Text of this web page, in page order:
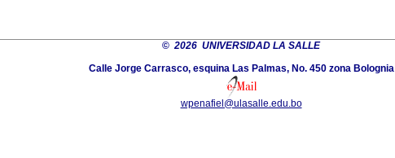
©2026 UNIVERSIDAD LA SALLE
Calle Jorge Carrasco, esquina Las Palmas, No. 450 zona Bolognia
wpenafiel@ulasalle.edu.bo